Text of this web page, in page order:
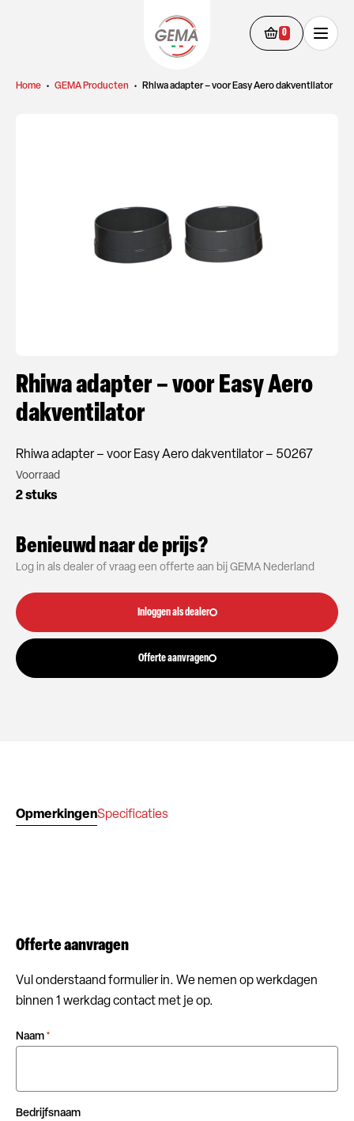
0
Home • GEMA Producten • Rhiwa adapter – voor Easy Aero dakventilator
Rhiwa adapter – voor Easy Aero
dakventilator
Rhiwa adapter – voor Easy Aero dakventilator – 50267
Voorraad
2 stuks
Benieuwd naar de prijs?
Log in als dealer of vraag een offerte aan bij GEMA Nederland
Inloggen als dealer
Offerte aanvragen
OpmerkingenSpecificaties
Offerte aanvragen
Vul onderstaand formulier in. We nemen op werkdagen
binnen 1 werkdag contact met je op.
Naam *
Bedrijfsnaam